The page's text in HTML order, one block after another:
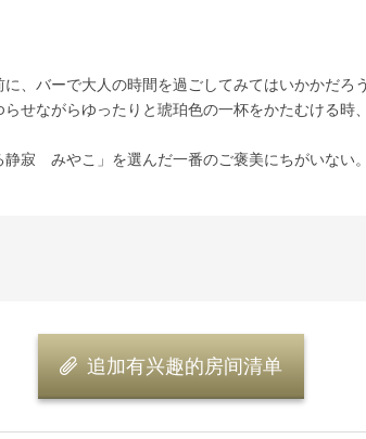
、バーで大人の時間を過ごしてみてはいかかだろ
せながらゆったりと琥珀色の一杯をかたむける時
寂 みやこ」を選んだ一番のご褒美にちがいない。
追加有兴趣的房间清单